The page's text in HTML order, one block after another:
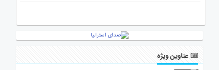
عناوین ویژه